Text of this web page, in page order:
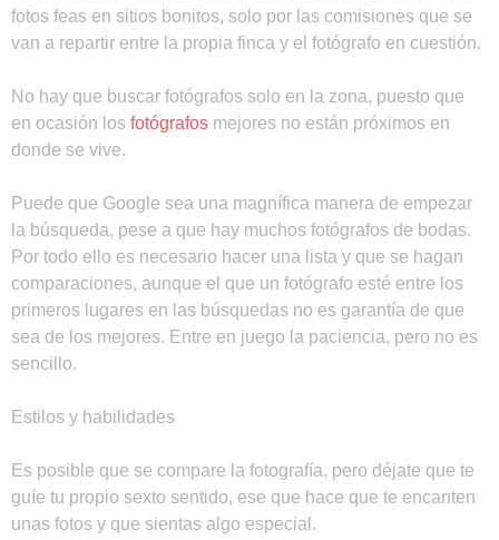
fotos feas en sitios bonitos, solo por las comisiones que se
van a repartir entre la propia finca y el fotógrafo en cuestión.
No hay que buscar fotógrafos solo en la zona, puesto que
en ocasión los fotógrafos mejores no están próximos en
donde se vive.
Puede que Google sea una magnífica manera de empezar
la búsqueda, pese a que hay muchos fotógrafos de bodas.
Por todo ello es necesario hacer una lista y que se hagan
comparaciones, aunque el que un fotógrafo esté entre los
primeros lugares en las búsquedas no es garantía de que
sea de los mejores. Entre en juego la paciencia, pero no es
sencillo.
Estilos y habilidades
Es posible que se compare la fotografía, pero déjate que te
guíe tu propio sexto sentido, ese que hace que te encanten
unas fotos y que sientas algo especial.